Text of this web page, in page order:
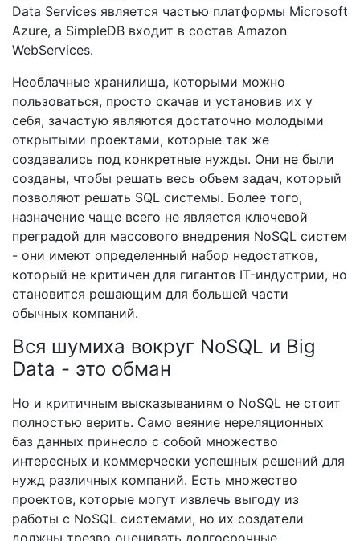
Data Services является частью платформы Microsoft
Azure, а SimpleDB входит в состав Amazon
WebServices.
Необлачные хранилища, которыми можно
пользоваться, просто скачав и установив их у
себя, зачастую являются достаточно молодыми
открытыми проектами, которые так же
создавались под конкретные нужды. Они не были
созданы, чтобы решать весь объем задач, который
позволяют решать SQL системы. Более того,
назначение чаще всего не является ключевой
преградой для массового внедрения NoSQL систем
- они имеют определенный набор недостатков,
который не критичен для гигантов IT-индустрии, но
становится решающим для большей части
обычных компаний.
Вся шумиха вокруг NoSQL и Big
Data - это обман
Но и критичным высказываниям о NoSQL не стоит
полностью верить. Само веяние нереляционных
баз данных принесло с собой множество
интересных и коммерчески успешных решений для
нужд различных компаний. Есть множество
проектов, которые могут извлечь выгоду из
работы с NoSQL системами, но их создатели
должны трезво оценивать долгосрочные